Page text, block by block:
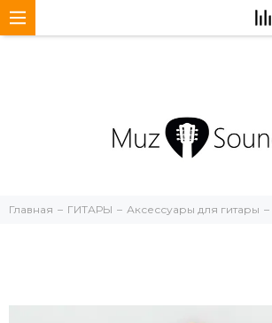
Главная ГИТАРЫ Аксессуары для гитары